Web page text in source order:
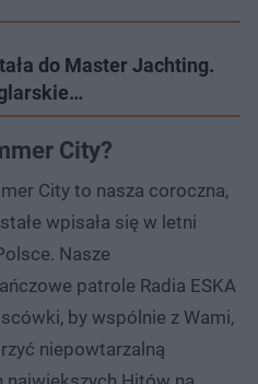
do Master Jachting.
City?
City to nasza coroczna,
wpisała się w letni
Nasze
patrole Radia ESKA
by wspólnie z Wami,
niepowtarzalną